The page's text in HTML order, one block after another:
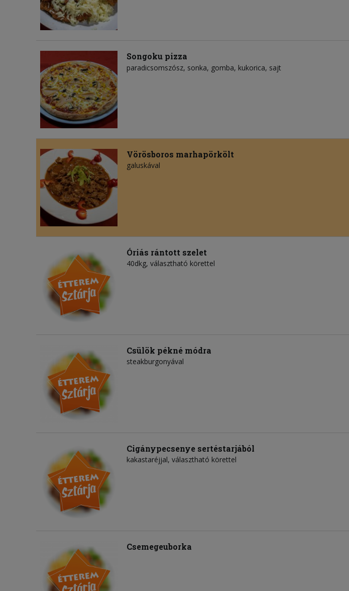
Songoku pizza
paradicsomszósz sonka gomba kukorica sajt
Vörösboros marhapörkölt
galuskával
Óriás rántott szelet
40dkg, választható körettel
Csülök pékné módra
steakburgonyával
Cigánypecsenye sertéstarjából
kakastaréjjal, választható körettel
Csemegeuborka